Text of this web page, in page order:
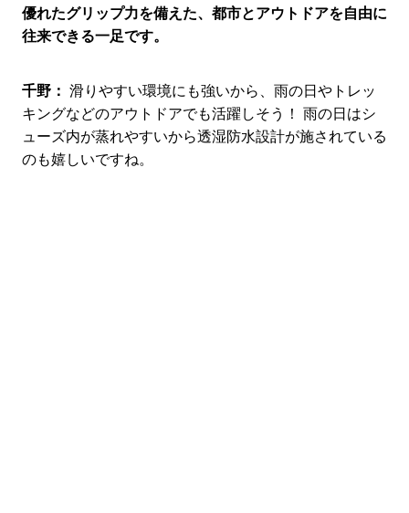
優れたグリップ力を備えた、都市とアウトドアを自由に
往来できる一足です。
千野： 滑りやすい環境にも強いから、雨の日やトレッ
キングなどのアウトドアでも活躍しそう！ 雨の日はシ
ューズ内が蒸れやすいから透湿防水設計が施されている
のも嬉しいですね。